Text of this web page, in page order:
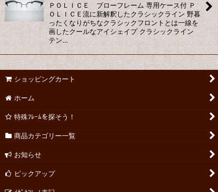
ＰＯＬＩＣＥ ブローフレーム 専用ケース付 Ｐ
ＯＬＩＣＥ流に新解釈したクラシックライン 野暮
ったくなりがちなクラシックフロントとは一線を
画したクールなアイシェイプ クラシックライン
テン…
ショッピングカート
ホーム
特殊ﾌﾚｰﾑを探そう！
商品カテゴリー一覧
お知らせ
ピックアップ